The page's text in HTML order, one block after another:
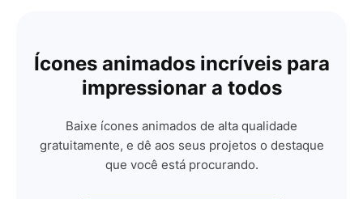
Ícones animados incríveis para
impressionar a todos
Baixe ícones animados de alta qualidade
gratuitamente, e dê aos seus projetos o destaque
que você está procurando.